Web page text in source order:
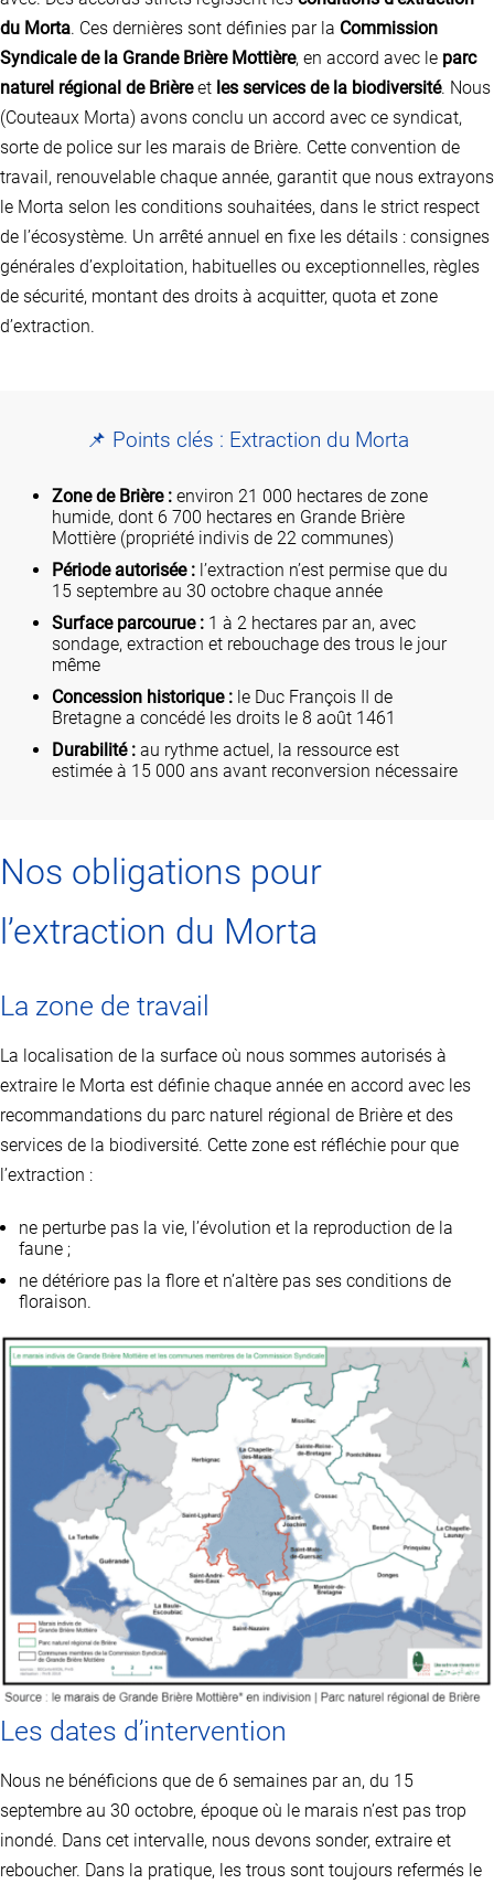
du Morta. Ces dernières sont définies par la Commission
Syndicale de la Grande Brière Mottière, en accord avec le parc
naturel régional de Brièreet les services de la biodiversité. Nous
(Couteaux Morta) avons conclu un accord avec ce syndicat,
sorte de police sur les marais de Brière. Cette convention de
travail, renouvelable chaque année, garantit que nous extrayons
le Morta selon les conditions souhaitées, dans le strict respect
de l’écosystème. Un arrêté annuel en fixe les détails : consignes
générales d’exploitation, habituelles ou exceptionnelles, règles
de sécurité, montant des droits à acquitter, quota et zone
d’extraction.
📌 Points clés : Extraction du Morta
Zone de Brière : environ 21 000 hectares de zone
humide, dont 6 700 hectares en Grande Brière
Mottière (propriété indivis de 22 communes)
Période autorisée : l’extraction n’est permise que du
15 septembre au 30 octobre chaque année
Surface parcourue : 1 à 2 hectares par an, avec
sondage, extraction et rebouchage des trous le jour
même
Concession historique : le Duc François II de
Bretagne a concédé les droits le 8 août 1461
Durabilité : au rythme actuel, la ressource est
estimée à 15 000 ans avant reconversion nécessaire
Nos obligations pour
l’extraction du Morta
La zone de travail
La localisation de la surface où nous sommes autorisés à
extraire le Morta est définie chaque année en accord avec les
recommandations du parc naturel régional de Brière et des
services de la biodiversité. Cette zone est réfléchie pour que
l’extraction :
ne perturbe pas la vie, l’évolution et la reproduction de la
faune ;
ne détériore pas la flore et n’altère pas ses conditions de
floraison.
Les dates d’intervention
Nous ne bénéficions que de 6 semaines par an, du 15
septembre au 30 octobre, époque où le marais n’est pas trop
inondé. Dans cet intervalle, nous devons sonder, extraire et
reboucher. Dans la pratique, les trous sont toujours refermés le